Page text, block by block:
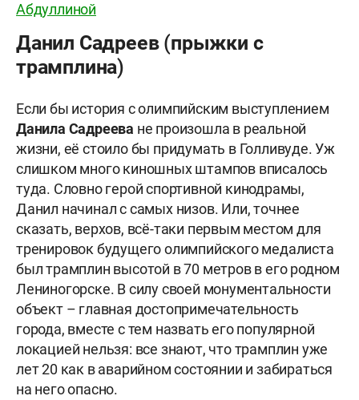
Абдуллиной
Данил Садреев (прыжки с
трамплина)
Если бы история с олимпийским выступлением
Данила Садреева не произошла в реальной
жизни, её стоило бы придумать в Голливуде. Уж
слишком много киношных штампов вписалось
туда. Словно герой спортивной кинодрамы,
Данил начинал с самых низов. Или, точнее
сказать, верхов, всё-таки первым местом для
тренировок будущего олимпийского медалиста
был трамплин высотой в 70 метров в его родном
Лениногорске. В силу своей монументальности
объект – главная достопримечательность
города, вместе с тем назвать его популярной
локацией нельзя: все знают, что трамплин уже
лет 20 как в аварийном состоянии и забираться
на него опасно.